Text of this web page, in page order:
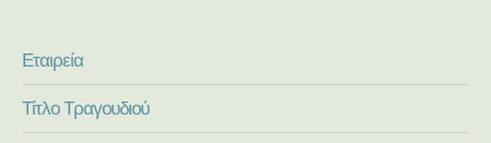
Εταιρεία
Τίτλο Τραγουδιού